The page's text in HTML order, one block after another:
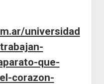
universidad
que-
corazon-